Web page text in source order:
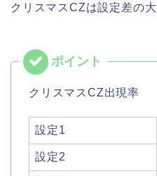
クリスマスCZは設定差の
クリスマスCZ出現率
設定1
設定2